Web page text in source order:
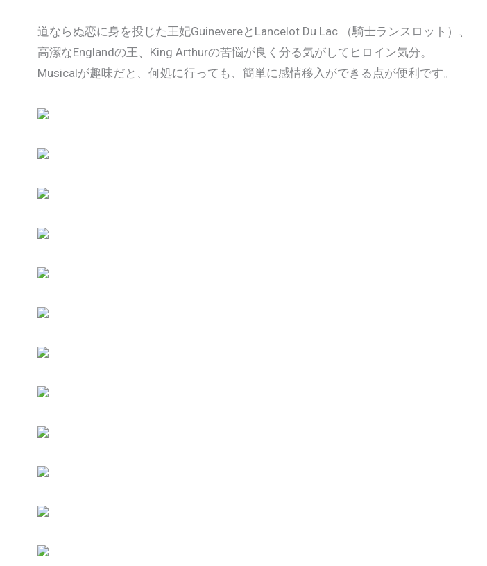
道ならぬ恋に身を投じた王妃GuinevereとLancelot Du Lac （騎士ランスロット）、
高潔なEnglandの王、King Arthurの苦悩が良く分る気がしてヒロイン気分。
Musicalが趣味だと、何処に行っても、簡単に感情移入ができる点が便利です。